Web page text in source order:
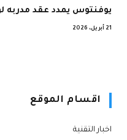
يوفنتوس يمدد عقد مدربه
21 أبريل، 2026
اقسام الموقع
اخبار التقنية